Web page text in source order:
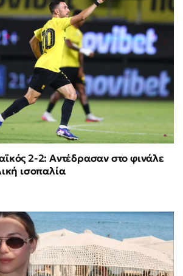
2-2: Αντέδρασαν στο φινάλε
ισοπαλία